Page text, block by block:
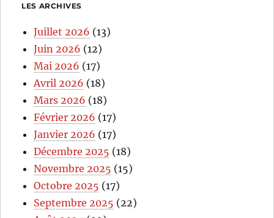
LES ARCHIVES
Juillet 2026 (13)
Juin 2026 (12)
Mai 2026 (17)
Avril 2026 (18)
Mars 2026 (18)
Février 2026 (17)
Janvier 2026 (17)
Décembre 2025 (18)
Novembre 2025 (15)
Octobre 2025 (17)
Septembre 2025 (22)